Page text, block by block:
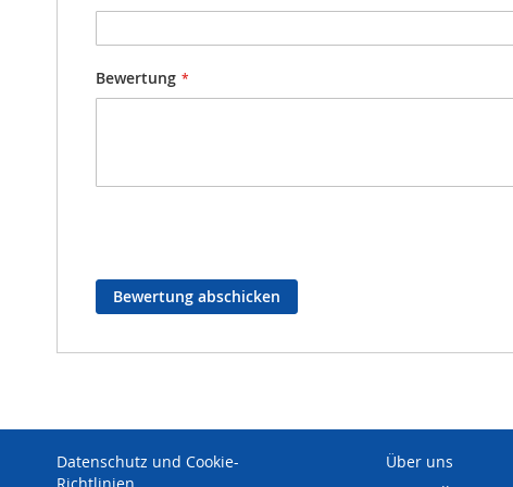
Bewertung
Bewertung abschicken
Datenschutz und Cookie-
Über uns